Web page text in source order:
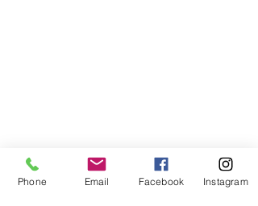
Phone Email Facebook Instagram